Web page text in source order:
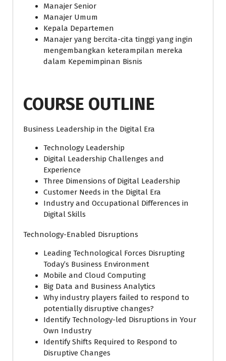
Manajer Senior
Manajer Umum
Kepala Departemen
Manajer yang bercita-cita tinggi yang ingin
mengembangkan keterampilan mereka
dalam Kepemimpinan Bisnis
COURSE OUTLINE
Business Leadership in the Digital Era
Technology Leadership
Digital Leadership Challenges and
Experience
Three Dimensions of Digital Leadership
Customer Needs in the Digital Era
Industry and Occupational Differences in
Digital Skills
Technology-Enabled Disruptions
Leading Technological Forces Disrupting
Today’s Business Environment
Mobile and Cloud Computing
Big Data and Business Analytics
Why industry players failed to respond to
potentially disruptive changes?
Identify Technology-led Disruptions in Your
Own Industry
Identify Shifts Required to Respond to
Disruptive Changes